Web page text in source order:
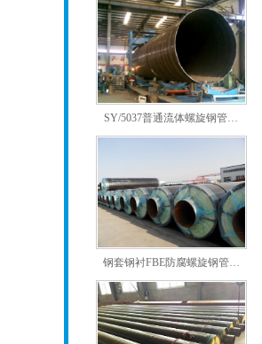
SY/5037普通流体螺旋钢管…
钢套钢衬FBE防腐螺旋钢管…